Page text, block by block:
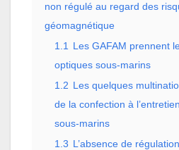
non régulé au regard des
géomagnétique
1.1 Les GAFAM prennent
optiques sous-marins
1.2 Les quelques
de la confection à
sous-marins
1.3 L’absence de